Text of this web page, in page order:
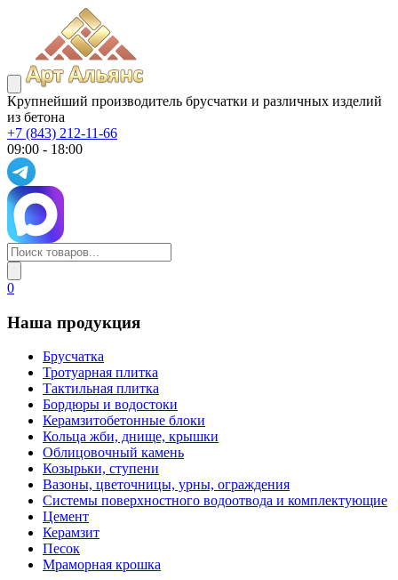
Крупнейший производитель брусчатки и различных изделий
из бетона
+7 (843) 212-11-66
09:00 - 18:00
0
Наша продукция
Брусчатка
Тротуарная плитка
Тактильная плитка
Бордюры и водостоки
Керамзитобетонные блоки
Кольца жби, днище, крышки
Облицовочный камень
Козырьки, ступени
Вазоны, цветочницы, урны, ограждения
Системы поверхностного водоотвода и комплектующие
Цемент
Керамзит
Песок
Мраморная крошка